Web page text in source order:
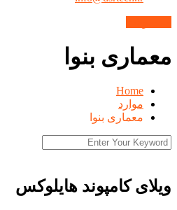
معماری بنوا
Home
موارد
معماری بنوا
ویلای کامپوند هایلوکس